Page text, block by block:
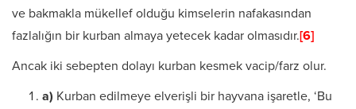
ve bakmakla mükellef olduğu kimselerin nafakasından
fazlalığın bir kurban almaya yetecek kadar olmasıdır.[6]
Ancak iki sebepten dolayı kurban kesmek vacip/farz olur.
a) Kurban edilmeye elverişli bir hayvana işaretle, ‘Bu